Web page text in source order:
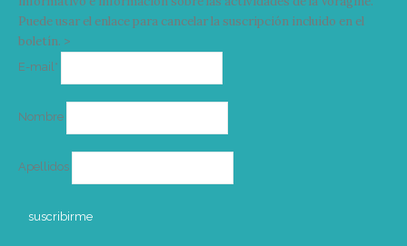
Puede usar el enlace para cancelar la suscripción incluido en el
boletín. >
E-mail*
Nombre
Apellidos